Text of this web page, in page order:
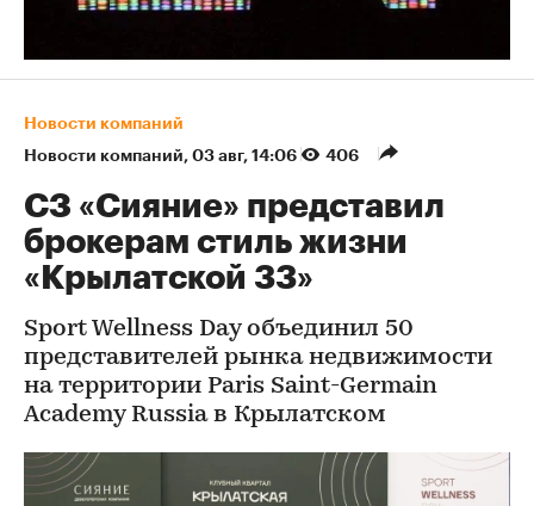
Новости компаний
Новости компаний⁠, 03 авг, 14:06 406
СЗ «Сияние» представил
брокерам стиль жизни
«Крылатской 33»
Sport Wellness Day объединил 50
представителей рынка недвижимости
на территории Paris Saint-Germain
Academy Russia в Крылатском